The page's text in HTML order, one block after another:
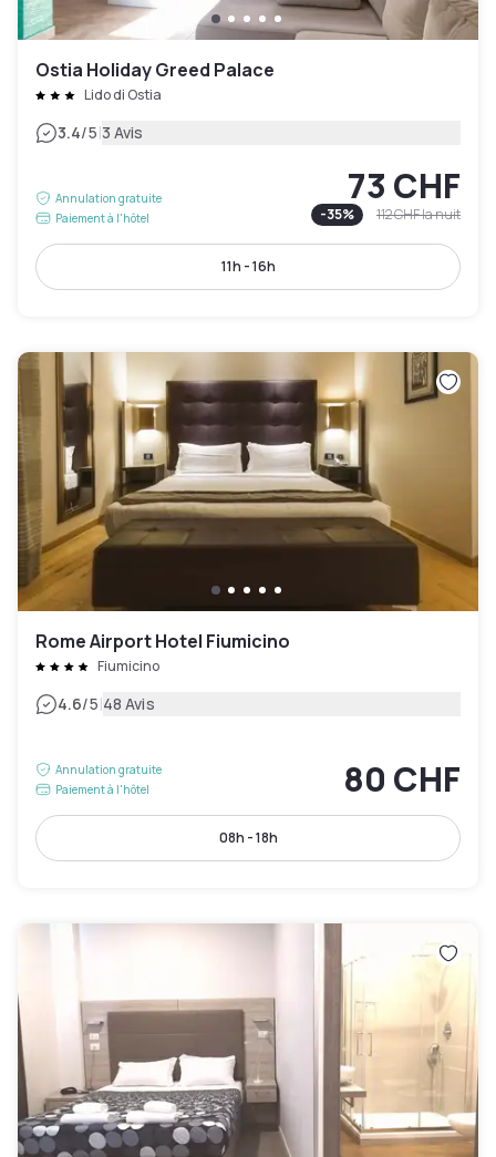
Ostia Holiday Greed Palace
Lido di Ostia
3.4/5|3 Avis
Annulation gratuite
Paiement à l'hôtel
73 CHF
-35% 112 CHFla nuit
11h - 16h
Rome Airport Hotel Fiumicino
Fiumicino
4.6/5|48 Avis
Annulation gratuite
Paiement à l'hôtel
80 CHF
08h - 18h